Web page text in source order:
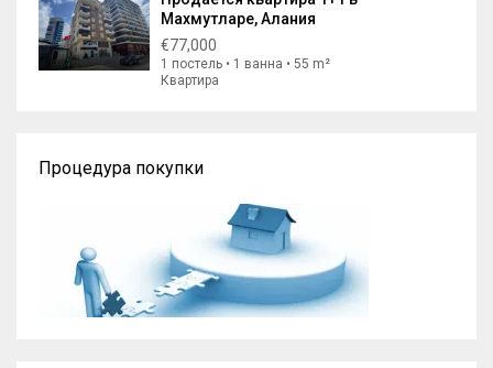
Махмутларе, Алания
€77,000
1 постель • 1 ванна • 55 m²
Квартира
Процедура покупки